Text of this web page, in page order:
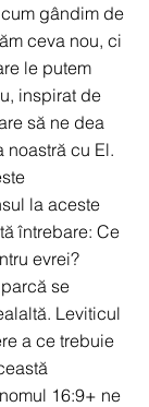
gândim de
ceva nou, ci
le putem
inspirat de
să ne dea
noastră cu El.
la aceste
întrebare: Ce
evrei?
se
Leviticul
a ce trebuie
16:9+ ne